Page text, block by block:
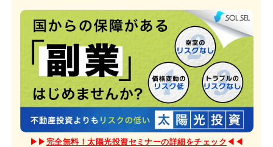
▶︎▶︎ 完全無料！太陽光投資セミナーの詳細をチェック ◀︎◀︎